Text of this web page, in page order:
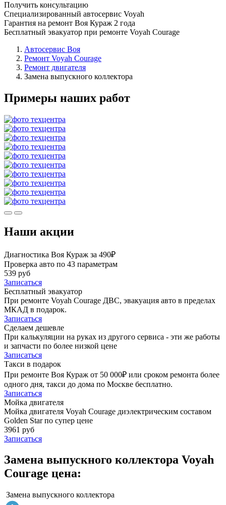
Получить консультацию
Специализированный автосервис Voyah
Гарантия на ремонт Воя Кураж 2 года
Бесплатный эвакуатор при ремонте Voyah Courage
Автосервис Воя
Ремонт Voyah Courage
Ремонт двигателя
Замена выпускного коллектора
Примеры наших работ
Наши акции
Диагностика Воя Кураж за 490₽
Проверка авто по 43 параметрам
539 руб
Записаться
Бесплатный эвакуатор
При ремонте Voyah Courage ДВС, эвакуация авто в пределах
МКАД в подарок.
Записаться
Сделаем дешевле
При калькуляции на руках из другого сервиса - эти же работы
и запчасти по более низкой цене
Записаться
Такси в подарок
При ремонте Воя Кураж от 50 000₽ или сроком ремонта более
одного дня, такси до дома по Москве бесплатно.
Записаться
Мойка двигателя
Мойка двигателя Voyah Courage диэлектрическим составом
Golden Star по супер цене
3961 руб
Записаться
Замена выпускного коллектора Voyah
Courage цена:
Замена выпускного коллектора